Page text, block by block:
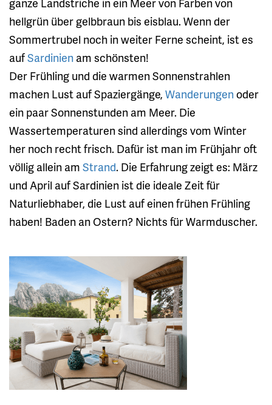
hellgrün über gelbbraun bis eisblau. Wenn der
Sommertrubel noch in weiter Ferne scheint, ist es
aufSardinien am schönsten!
Der Frühling und die warmen Sonnenstrahlen
machen Lust auf Spaziergänge, Wanderungen oder
ein paar Sonnenstunden am Meer. Die
Wassertemperaturen sind allerdings vom Winter
her noch recht frisch. Dafür ist man im Frühjahr oft
völlig allein am Strand. Die Erfahrung zeigt es: März
und April auf Sardinien ist die ideale Zeit für
Naturliebhaber, die Lust auf einen frühen Frühling
haben! Baden an Ostern? Nichts für Warmduscher.